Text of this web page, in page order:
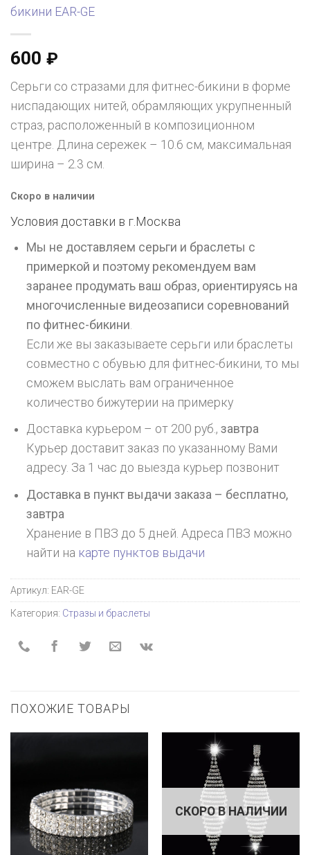
бикини EAR-GE
600 ₽
Серьги со стразами для фитнес-бикини в форме
ниспадающих нитей, обрамляющих укрупненный
страз, расположенный в композиционном
центре. Длина сережек – 10.6 см, максимальная
ширина – 2.3 см.
Скоро в наличии
Условия доставки в г. Москва
Мы не доставляем серьги и браслеты с
примеркой и поэтому рекомендуем вам
заранее продумать ваш образ, ориентируясь на
многочисленные видеозаписи соревнований
по фитнес-бикини
Если же вы заказываете серьги или браслеты
совместно с обувью для фитнес-бикини, то мы
сможем выслать вам ограниченное
количество бижутерии на примерку
Доставка курьером – от 200 руб.,завтра
Курьер доставит заказ по указанному Вами
адресу. За 1 час до выезда курьер позвонит
Доставка в пункт выдачи заказа – бесплатно,
завтра
Хранение в ПВЗ до 5 дней. Адреса ПВЗ можно
найти на карте пунктов выдачи
Артикул: EAR-GE
Категория: Стразы и браслеты
ПОХОЖИЕ ТОВАРЫ
СКОРО В НАЛИЧИИ